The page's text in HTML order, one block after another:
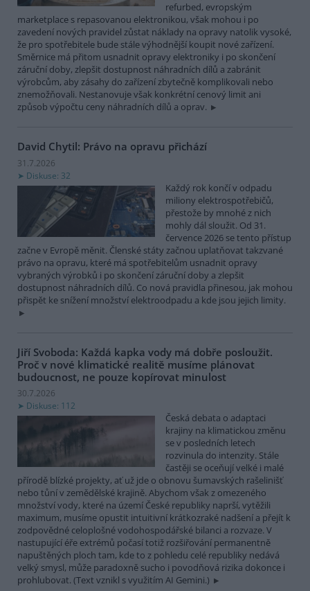
refurbed, evropským
marketplace s repasovanou elektronikou, však mohou i po
zavedení nových pravidel zůstat náklady na opravy natolik vysoké,
že pro spotřebitele bude stále výhodnější koupit nové zařízení.
Směrnice má přitom usnadnit opravy elektroniky i po skončení
záruční doby, zlepšit dostupnost náhradních dílů a zabránit
výrobcům, aby zásahy do zařízení zbytečně komplikovali nebo
znemožňovali. Nestanovuje však konkrétní cenový limit ani
způsob výpočtu ceny náhradních dílů a oprav.
David Chytil: Právo na opravu přichází
31.7.2026
Diskuse: 32
Každý rok končí v odpadu
miliony elektrospotřebičů,
přestože by mnohé z nich
mohly dál sloužit. Od 31.
července 2026 se tento přístup
začne v Evropě měnit. Členské státy začnou uplatňovat takzvané
právo na opravu, které má spotřebitelům usnadnit opravy
vybraných výrobků i po skončení záruční doby a zlepšit
dostupnost náhradních dílů. Co nová pravidla přinesou, jak mohou
přispět ke snížení množství elektroodpadu a kde jsou jejich limity.
Jiří Svoboda: Každá kapka vody má dobře posloužit.
Proč v nové klimatické realitě musíme plánovat
budoucnost, ne pouze kopírovat minulost
30.7.2026
Diskuse: 112
Česká debata o adaptaci
krajiny na klimatickou změnu
se v posledních letech
rozvinula do intenzity. Stále
častěji se oceňují velké i malé
přírodě blízké projekty, ať už jde o obnovu šumavských rašelinišť
nebo tůní v zemědělské krajině. Abychom však z omezeného
množství vody, které na území České republiky naprší, vytěžili
maximum, musíme opustit intuitivní krátkozraké nadšení a přejít k
zodpovědné celoplošné vodohospodářské bilanci a rozvaze. V
nastupující éře extrémů počasí totiž rozšiřování permanentně
napuštěných ploch tam, kde to z pohledu celé republiky nedává
velký smysl, může paradoxně sucho i povodňová rizika dokonce i
prohlubovat. (Text vznikl s využitím AI Gemini.)